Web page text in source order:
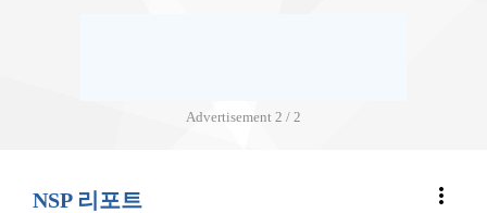
Advertisement 2 / 2
NSP 리포트 more_vert